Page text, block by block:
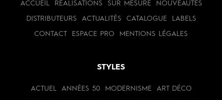
ACCUEIL RÉALISATIONS SUR MESURE NOUVEAUTÉS
DISTRIBUTEURS ACTUALITÉS CATALOGUE LABELS
CONTACT ESPACE PRO MENTIONS LÉGALES
STYLES
ACTUEL ANNÉES 50 MODERNISME ART DÉCO